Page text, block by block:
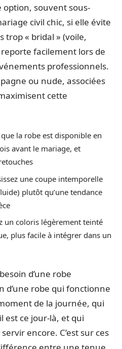
option, souvent sous-
civil chic, si elle évite
trop « bridal » (voile,
facilement lors de
professionnels.
ou nude, associées
cette
la robe est disponible en
avant le mariage, et
une coupe intemporelle
plutôt qu’une tendance
un coloris légèrement teinté
plus facile à intégrer dans un
d’une robe
d’une robe qui fonctionne
de la journée, qui
est ce jour-là, et qui
encore. C’est sur ces